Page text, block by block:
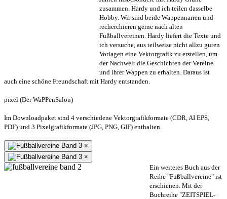
zusammen. Hardy und ich teilen dasselbe
Hobby. Wir sind beide Wappennarren und
recherchieren gerne nach alten
Fußballvereinen. Hardy liefert die Texte und
ich versuche, aus teilweise nicht allzu guten
Vorlagen eine Vektorgrafik zu erstellen, um
der Nachwelt die Geschichten der Vereine
und ihrer Wappen zu erhalten. Daraus ist
auch eine schöne Freundschaft mit Hardy entstanden.
pixel (Der WaPPenSalon)
Im Downloadpaket sind 4 verschiedene Vektorgrafikformate (CDR, AI EPS,
PDF) und 3 Pixelgrafikformate (JPG, PNG, GIF) enthalten.
×
×
Ein weiteres Buch aus der
Reihe "Fußballvereine" ist
erschienen. Mit der
Buchreihe "ZEITSPIEL-